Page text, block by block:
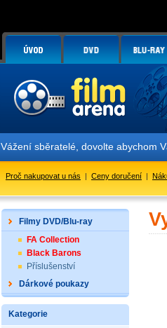
Vážení sběratelé, dovolte abychom
Proč nakupovat u nás | Ceny doručení |
Filmy DVD/Blu-ray
FA Collection
Black Barons
Příslušenství
Dárkové poukazy
Kategorie